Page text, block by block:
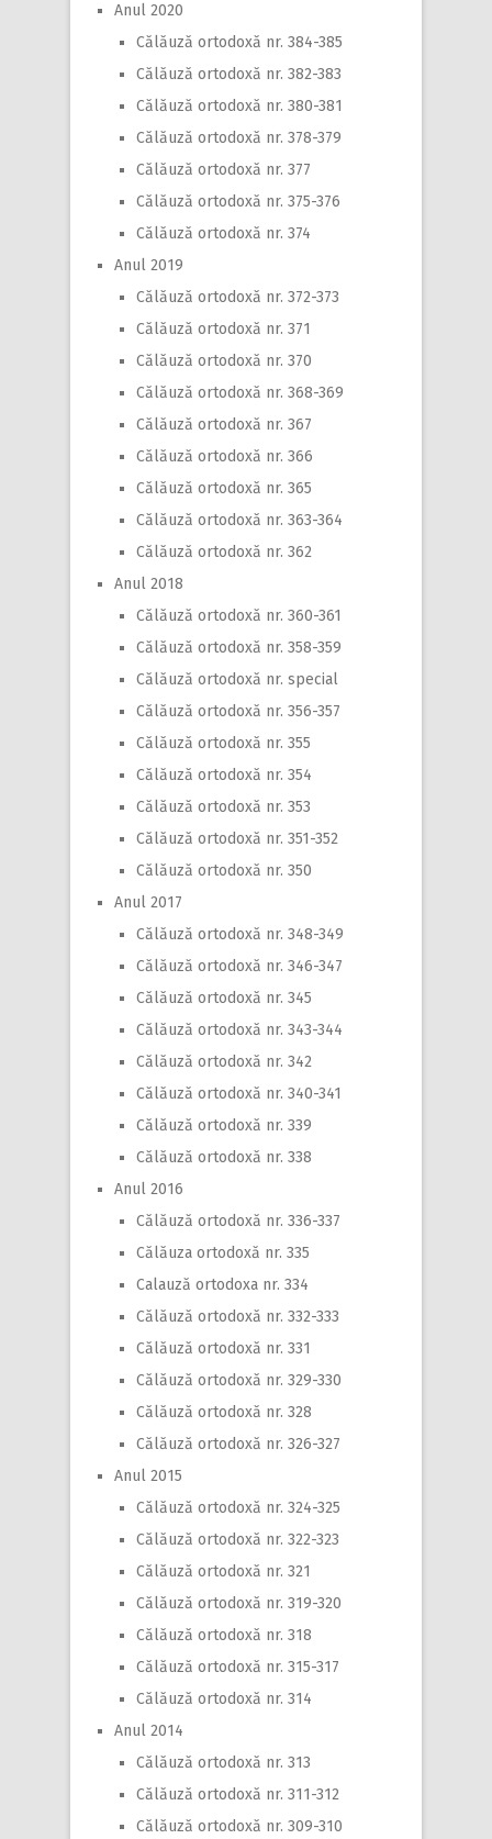
Anul 2020
Călăuză ortodoxă nr. 384-385
Călăuză ortodoxă nr. 382-383
Călăuză ortodoxă nr. 380-381
Călăuză ortodoxă nr. 378-379
Călăuză ortodoxă nr. 377
Călăuză ortodoxă nr. 375-376
Călăuză ortodoxă nr. 374
Anul 2019
Călăuză ortodoxă nr. 372-373
Călăuză ortodoxă nr. 371
Călăuză ortodoxă nr. 370
Călăuză ortodoxă nr. 368-369
Călăuză ortodoxă nr. 367
Călăuză ortodoxă nr. 366
Călăuză ortodoxă nr. 365
Călăuză ortodoxă nr. 363-364
Călăuză ortodoxă nr. 362
Anul 2018
Călăuză ortodoxă nr. 360-361
Călăuză ortodoxă nr. 358-359
Călăuză ortodoxă nr. special
Călăuză ortodoxă nr. 356-357
Călăuză ortodoxă nr. 355
Călăuză ortodoxă nr. 354
Călăuză ortodoxă nr. 353
Călăuză ortodoxă nr. 351-352
Călăuză ortodoxă nr. 350
Anul 2017
Călăuză ortodoxă nr. 348-349
Călăuză ortodoxă nr. 346-347
Călăuză ortodoxă nr. 345
Călăuză ortodoxă nr. 343-344
Călăuză ortodoxă nr. 342
Călăuză ortodoxă nr. 340-341
Călăuză ortodoxă nr. 339
Călăuză ortodoxă nr. 338
Anul 2016
Călăuză ortodoxă nr. 336-337
Călăuza ortodoxă nr. 335
Calauză ortodoxa nr. 334
Călăuză ortodoxă nr. 332-333
Călăuză ortodoxă nr. 331
Călăuză ortodoxă nr. 329-330
Călăuză ortodoxă nr. 328
Călăuză ortodoxă nr. 326-327
Anul 2015
Călăuză ortodoxă nr. 324-325
Călăuză ortodoxă nr. 322-323
Călăuză ortodoxă nr. 321
Călăuză ortodoxă nr. 319-320
Călăuză ortodoxă nr. 318
Călăuză ortodoxă nr. 315-317
Călăuză ortodoxă nr. 314
Anul 2014
Călăuză ortodoxă nr. 313
Călăuză ortodoxă nr. 311-312
Călăuză ortodoxă nr. 309-310